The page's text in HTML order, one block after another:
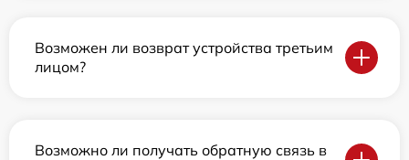
Возможен ли возврат устройства третьим
лицом?
Возможно ли получать обратную связь в